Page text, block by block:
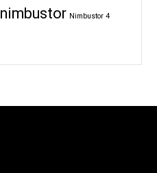
nimbustor Nimbustor 4